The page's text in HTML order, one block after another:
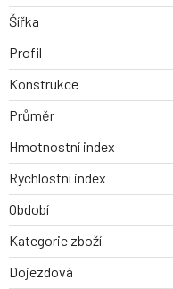
Šířka
Profil
Konstrukce
Průměr
Hmotnostní index
Rychlostní index
Období
Kategorie zboží
Dojezdová